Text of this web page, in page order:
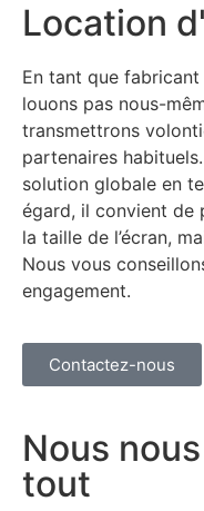
Location
En tant que fabricant
louons pas nous-
transmettrons
partenaires
solution globale en
égard, il convient de
la taille de l’écran,
Nous vous
engagement.
Contactez-nous
Nous
tout